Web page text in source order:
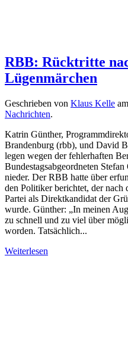
RBB: Rücktritte
Lügenmärchen
Geschrieben von Klaus Kelle am
Nachrichten.
Katrin Günther,
Brandenburg (rbb), und David
legen wegen der fehlerhaften
Bundestagsabgeordneten
nieder. Der RBB hatte über
den Politiker berichtet, der nach
Partei als Direktkandidat der
wurde. Günther: „In meinen
zu schnell und zu viel über
worden. Tatsächlich...
Weiterlesen